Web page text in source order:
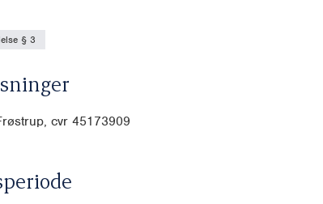
§ 3
cvr 45173909